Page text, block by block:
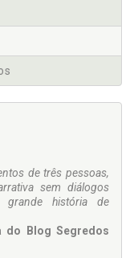
de três pessoas,
sem diálogos
história de
do Blog Segredos